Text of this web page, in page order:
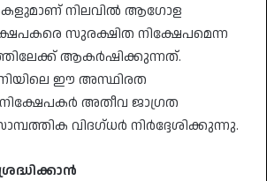
നിലവിൽ ആഗോള
സുരക്ഷിത നിക്ഷേപമെന്ന
ആകർഷിക്കുന്നത്.
ഈ അസ്ഥിരത
അതീവ ജാഗ്രത
വിദഗ്ധർ നിർദ്ദേശിക്കുന്നു.